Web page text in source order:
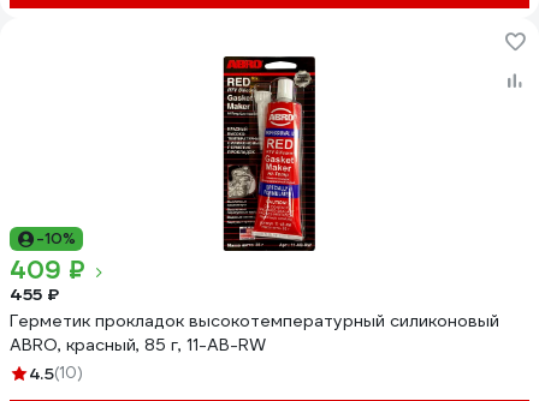
-10%
409 ₽
455 ₽
Герметик прокладок высокотемпературный силиконовый
ABRO, красный, 85 г, 11-AB-RW
4.5(10)